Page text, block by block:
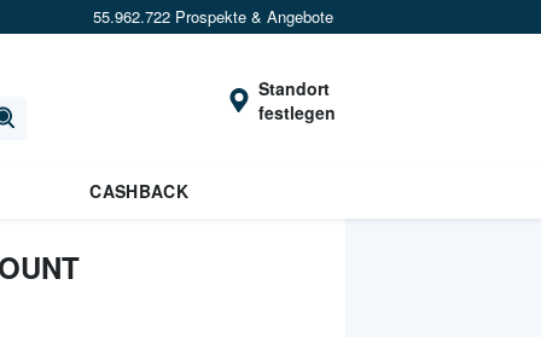
55.962.722 Prospekte & Angebote
Standort
festlegen
CASHBACK